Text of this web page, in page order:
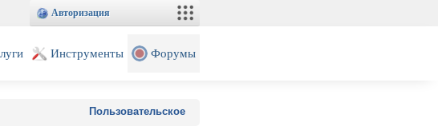
Авторизация
Инструменты Форумы
Пользовательское